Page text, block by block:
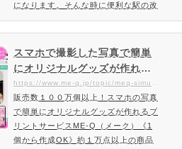
になります。そんな時に便利な駅の改
札やコンビニなど非接触ICカードの読
み取りエラーを防ぐ「磁気干渉エラー
防止シート」。カード収納スマホケー
スには必須のアイテム。忘れてはなら
ない磁気対策に効果的です。磁気エラ
ートを挟むだけで解消。スマホとカー
ドの間に挟んで使う事で…
スマホで撮影した写真で簡単
にオリジナルグッズが作れる
サービスME-Q（メーク）
販売数１００万個以上！スマホの写真
で簡単にオリジナルグッズが作れるプ
リントサービスME-Q（メーク）《1
個から作成OK》約１万点以上の商品